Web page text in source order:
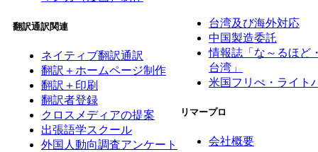
翻訳通訳関連
ネイティブ翻訳通訳
翻訳＋ホームページ制作
翻訳＋印刷
翻訳者登録
クロスメディアの提案
出張語学スクール
外国人動向調査アンケート
台湾及び海外対応
中国製造委託
情報誌「な～るほど
台湾」
米国フリぺ・ライト
リマープロ
会社概要